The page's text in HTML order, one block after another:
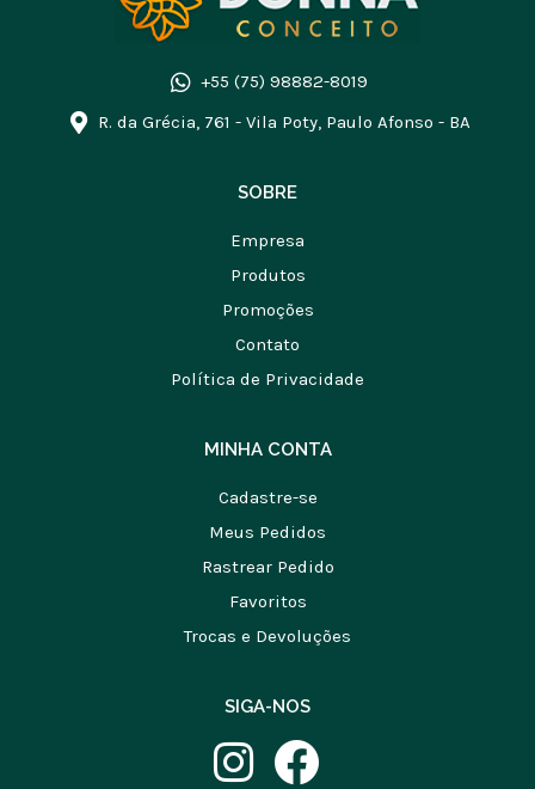
+55 (75) 98882-8019
R. da Grécia, 761 - Vila Poty, Paulo Afonso - BA
SOBRE
Empresa
Produtos
Promoções
Contato
Política de Privacidade
MINHA CONTA
Cadastre-se
Meus Pedidos
Rastrear Pedido
Favoritos
Trocas e Devoluções
SIGA-NOS